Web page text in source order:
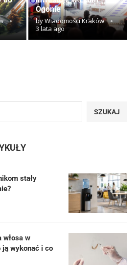
Ogonie
byWiadomości Kraków
3 lata ago
SZUKAJ
stały
w
wykonać i co